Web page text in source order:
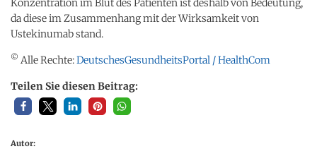
Konzentration im Blut des Patienten ist deshalb von Bedeutung,
da diese im Zusammenhang mit der Wirksamkeit von
Ustekinumab stand.
© Alle Rechte:DeutschesGesundheitsPortal / HealthCom
Teilen Sie diesen Beitrag:
Autor: